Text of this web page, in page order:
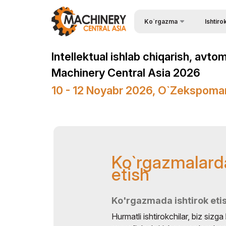
Ko`rgazma
Ko`rgazma haqida
Ko`rgazmaning ish vaqti
ExpoDaily
Axborot ko`magi
Tadbirlar dasturi
Stendlar
ishtirok
Intellektual ishlab chiqarish,
Machinery Central Asia 2026
10 - 12 Noyabr 2026,
etish
Ko'rgazmada ishtirok
Hurmatli ishtirokchilar, biz